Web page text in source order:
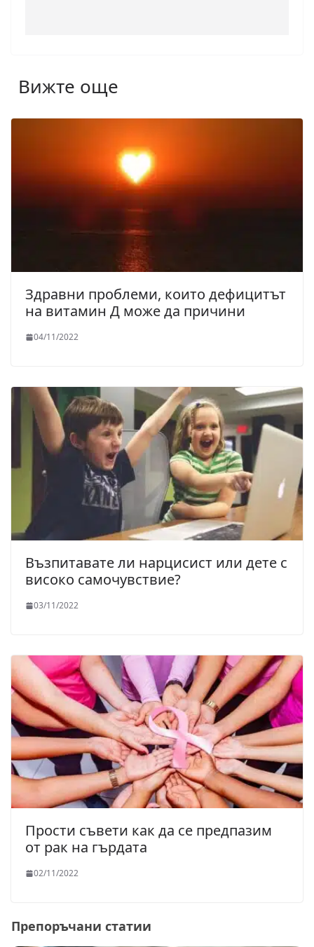
Вижте още
Здравни проблеми, които дефицитът
на витамин Д може да причини
04/11/2022
Възпитавате ли нарцисист или дете с
високо самочувствие?
03/11/2022
Прости съвети как да се предпазим
от рак на гърдата
02/11/2022
Препоръчани статии